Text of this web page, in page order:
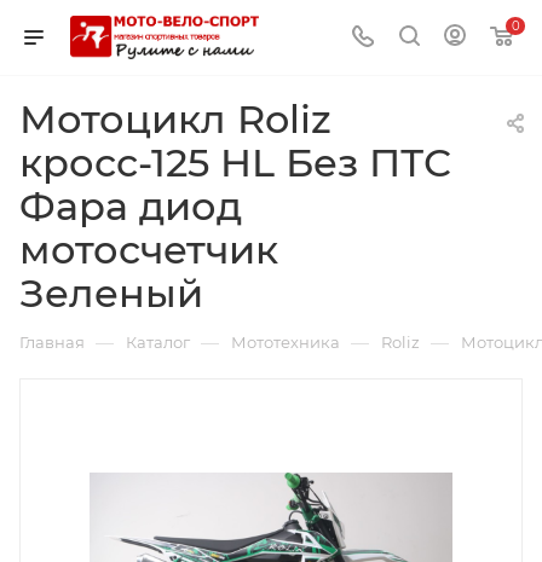
0
Мотоцикл Roliz
кросс-125 HL Без ПТС
Фара диод
мотосчетчик
Зеленый
Главная — Каталог — Мототехника — Roliz —